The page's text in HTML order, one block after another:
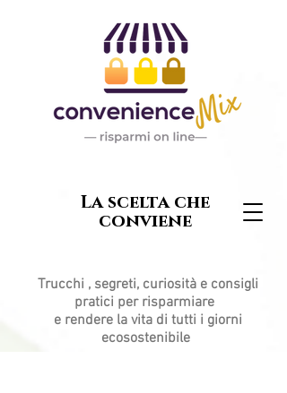
Trucchi , segreti, curiosità e consigli
pratici per risparmiare
e rendere la vita di tutti i giorni
ecosostenibile
La scelta che
conviene